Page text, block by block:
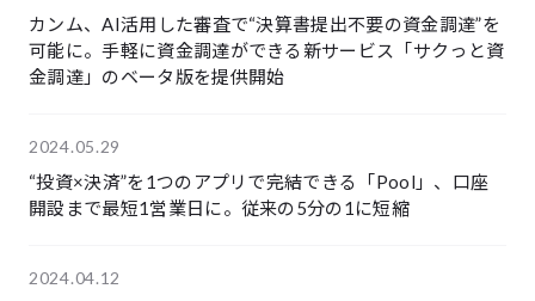
カンム、AI活用した審査で“決算書提出不要の資金調達”を
可能に。手軽に資金調達ができる新サービス「サクっと資
金調達」のベータ版を提供開始
2024.05.29
“投資×決済”を1つのアプリで完結できる「Pool」、口座
開設まで最短1営業日に。従来の5分の1に短縮
2024.04.12